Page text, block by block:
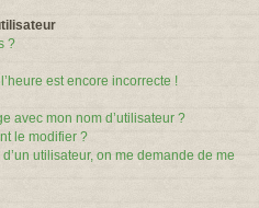
?
est encore incorrecte !
avec mon nom d’utilisateur ?
le modifier ?
d’un utilisateur, on me demande de me